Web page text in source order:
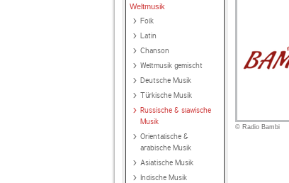
Weltmusik
Folk
Latin
Chanson
Weltmusik gemischt
Deutsche Musik
Türkische Musik
Russische & slawische
Musik
Orientalische &
arabische Musik
Asiatische Musik
Indische Musik
© Radio Bambi